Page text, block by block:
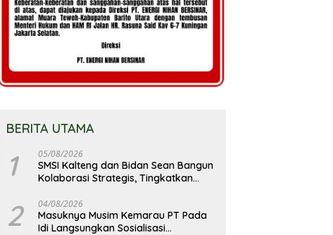
BERITA UTAMA
1 05/08/2026
SMSI Kalteng dan Bidan Sean Bangun
Kolaborasi Strategis, Tingkatkan
2 04/08/2026
Masuknya Musim Kemarau PT Pada
Idi Langsungkan Sosialisasi